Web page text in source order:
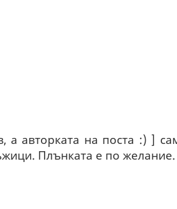
а авторката на поста :) ]
Плънката е по желание.